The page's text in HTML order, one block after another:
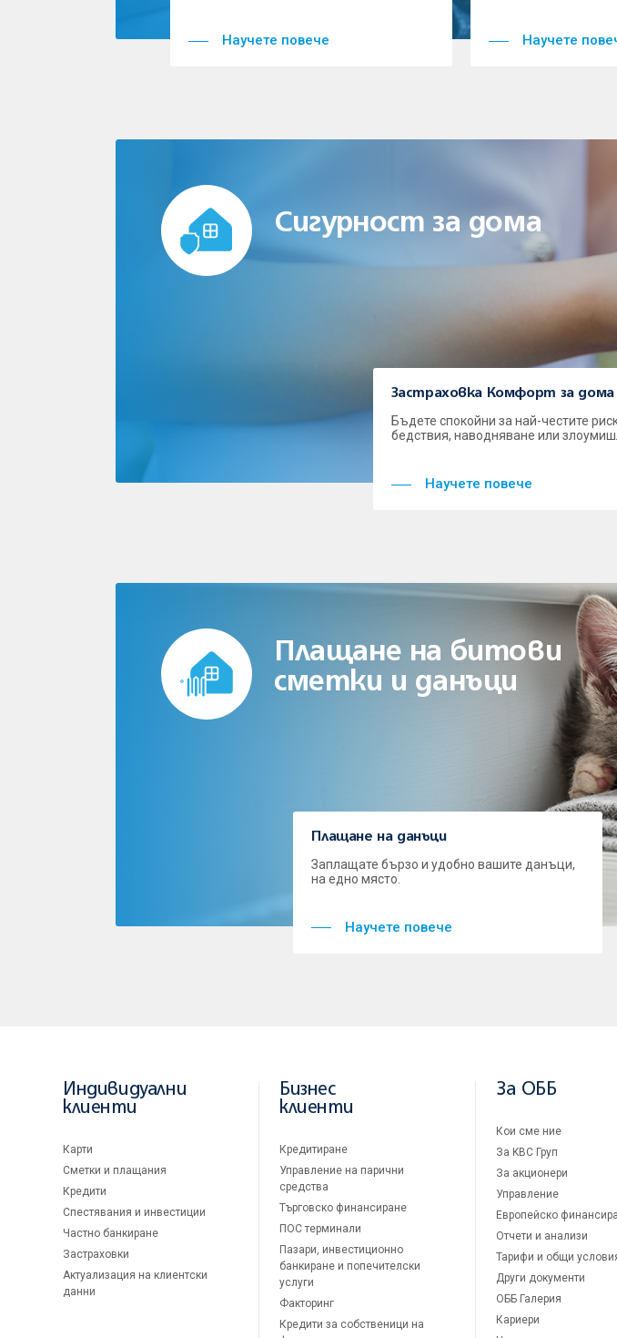
Научете повече Научете
Сигурност за дома
Застраховка Комфорт за дома
Бъдете спокойни за най-честите
бедствия, наводняване или
Научете повече
Плащане на битови
сметки и данъци
Плащане на данъци
Заплащате бързо и удобно вашите данъци,
на едно място.
Научете повече
Индивидуални
клиенти
Карти
Сметки и плащания
Кредити
Спестявания и инвестиции
Частно банкиране
Застраховки
Актуализация на клиентски
данни
Бизнес
клиенти
Кредитиране
Управление на парични
средства
Търговско финансиране
ПОС терминали
Пазари, инвестиционно
банкиране и попечителски
услуги
Факторинг
Кредити за собственици на
За ОББ
Кои сме ние
За KBC Груп
За акционери
Управление
Европейско
Отчети и анализи
Тарифи и общи
Други документи
ОББ Галерия
Кариери